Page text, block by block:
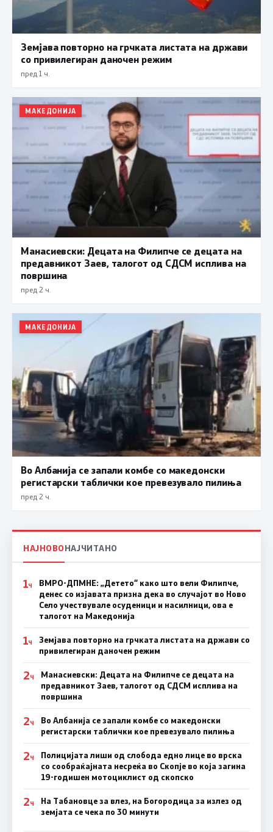
Земјава повторно на грчката листата на држави
со привилегиран даночен режим
пред 1 ч.
МАКЕДОНИЈА
Манасиевски: Децата на Филипче се децата на
предавникот Заев, талогот од СДСМ исплива на
површина
пред 2 ч.
МАКЕДОНИЈА
Во Албанија се запали комбе со македонски
регистарски таблички кое превезувало пилиња
пред 2 ч.
НАЈНОВОНАЈЧИТАНО
1Ч
ВМРО-ДПМНЕ: „Детето“ како што вели Филипче,
денес со изјавата призна дека во случајот во Ново
Село учествувале осуденици и насилници, ова е
талогот на Македонија
1Ч
Земјава повторно на грчката листата на држави со
привилегиран даночен режим
2Ч
Манасиевски: Децата на Филипче се децата на
предавникот Заев, талогот од СДСМ исплива на
површина
2Ч
Во Албанија се запали комбе со македонски
регистарски таблички кое превезувало пилиња
2Ч
Полицијата лиши од слобода едно лице во врска
со сообраќајната несреќа во Скопје во која загина
19-годишен мотоциклист од скопско
2Ч
На Табановце за влез, на Богородица за излез од
земјата се чека по 30 минути